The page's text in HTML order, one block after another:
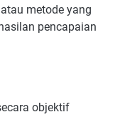
metode yang
pencapaian
objektif